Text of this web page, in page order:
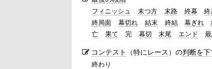
フィニッシュ 末つ方 末路 終幕 終
終局面
幕切れ 結末 終結 幕ぎれ
亡
果て 完 幕切 末尾 エンド
コンテスト （特にレース ）の判断を下
終わり